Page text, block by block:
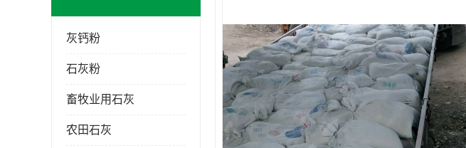
灰钙粉
石灰粉
畜牧业用石灰
农田石灰